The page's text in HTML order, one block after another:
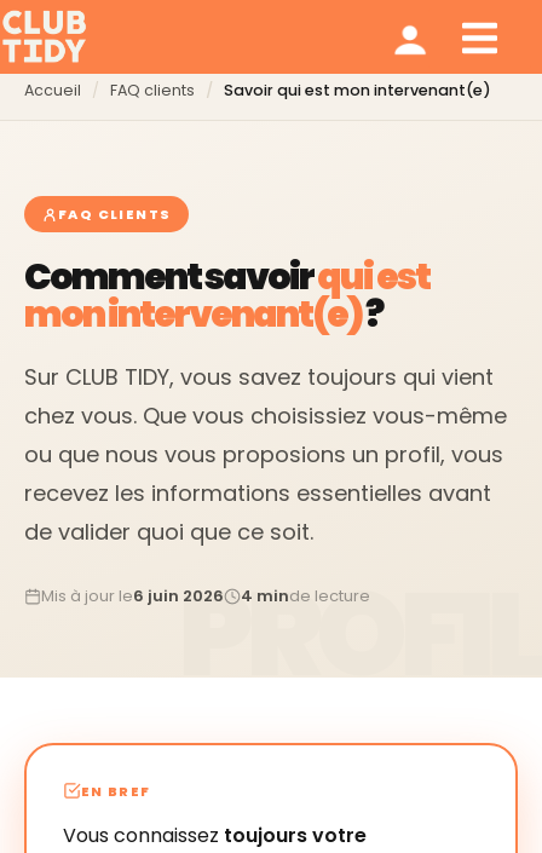
Accueil FAQ clients Savoir qui est mon intervenant(e)
FAQ CLIENTS
Comment savoirqui est
mon intervenant(e)?
Sur CLUB TIDY, vous savez toujours qui vient
chez vous. Que vous choisissiez vous-même
ou que nous vous proposions un profil, vous
recevez les informations essentielles avant
de valider quoi que ce soit.
Mis à jour le6 juin 2026 4 minde lecture
EN BREF
Vous connaissez toujours votre